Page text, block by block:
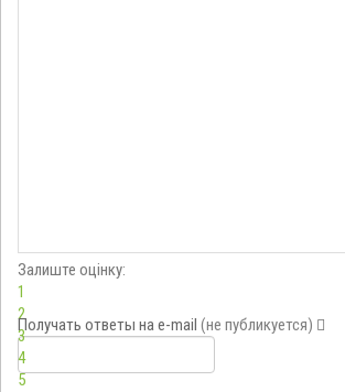
Залиште оцінку:
1
2
3
4
5
Получать ответы на e-mail (не публикуется)